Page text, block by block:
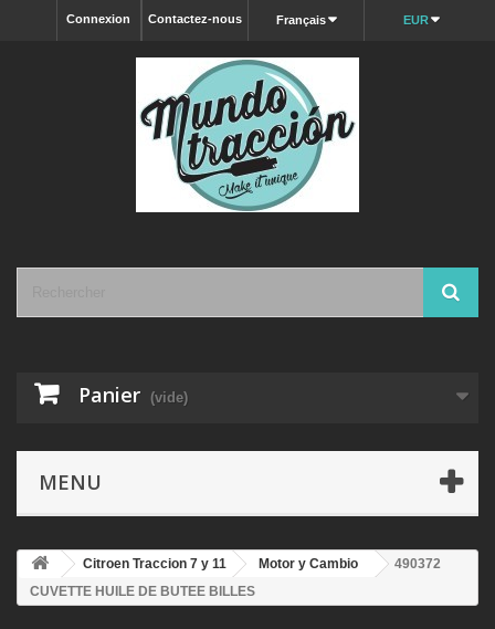
EUR
Français
Contactez-nous
Connexion
Panier (vide)
MENU
Citroen Traccion 7 y 11 Motor y Cambio
490372
CUVETTE HUILE DE BUTEE BILLES